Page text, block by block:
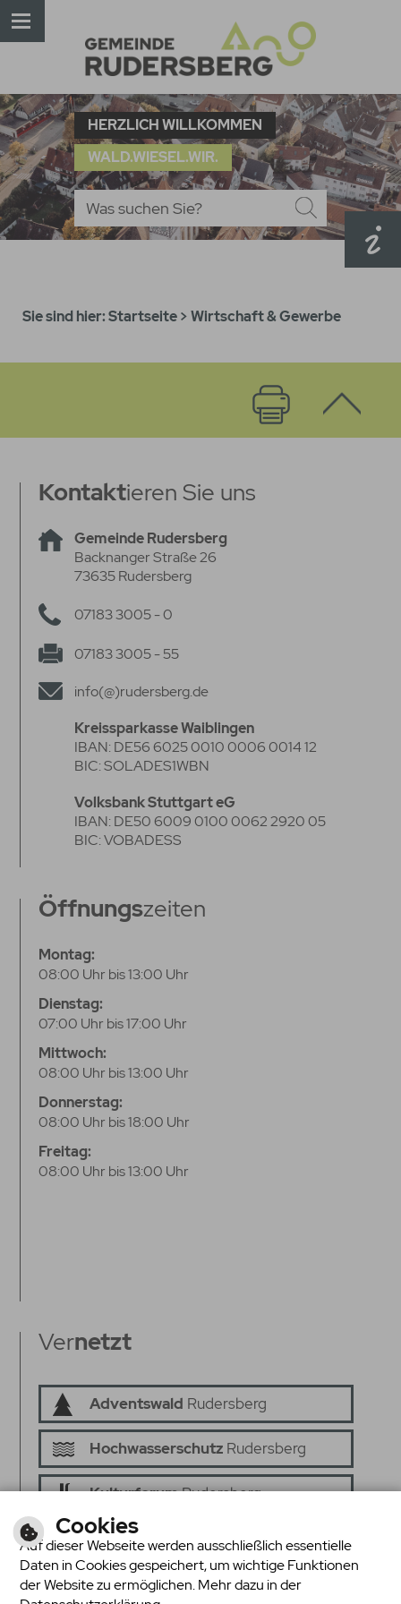
HERZLICH WILLKOMMEN
WALD.WIESEL.WIR.
Sie sind hier:Startseite>Wirtschaft & Gewerbe
Kontaktieren Sie uns
Gemeinde Rudersberg
Backnanger Straße 26
73635 Rudersberg
07183 3005 - 0
07183 3005 - 55
info(@)rudersberg.de
Kreissparkasse Waiblingen
IBAN: DE56 6025 0010 0006 0014 12
BIC: SOLADES1WBN
Volksbank Stuttgart eG
IBAN: DE50 6009 0100 0062 2920 05
BIC: VOBADESS
Öffnungszeiten
Montag:
08:00 Uhr bis 13:00 Uhr
Dienstag:
07:00 Uhr bis 17:00 Uhr
Mittwoch:
08:00 Uhr bis 13:00 Uhr
Donnerstag:
08:00 Uhr bis 18:00 Uhr
Freitag:
08:00 Uhr bis 13:00 Uhr
Vernetzt
Adventswald Rudersberg
HochwasserschutzRudersberg
KulturforumRudersberg
Senioren ins Netz
SeniorenratRudersberg
Cookies
Auf dieser Webseite werden ausschließlich essentielle
Daten in Cookies gespeichert, um wichtige Funktionen
der Website zu ermöglichen. Mehr dazu in der